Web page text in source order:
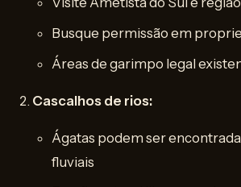
Busque permissão em
Áreas de garimpo legal
Cascalhos de rios:
Ágatas podem ser
fluviais